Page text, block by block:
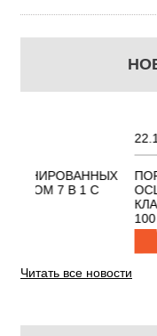
22.11.2021 18:41
ПОРТАТИВНЫЕ
КЛАССА
Прочитать
Читать все новости